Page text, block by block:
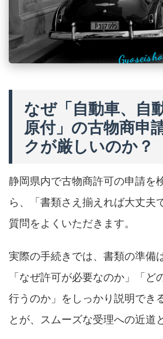
なぜ「自動車、自
原付」の古物商申
クが厳しいのか？
静岡県内で古物商許可の申請を
ら、「書類さえ揃えれば大丈夫
質問をよくいただきます。
実際の手続きでは、書類の準備
「なぜ許可が必要なのか」「ど
行うのか」をしっかり説明でき
とが、スムーズな受理への近道